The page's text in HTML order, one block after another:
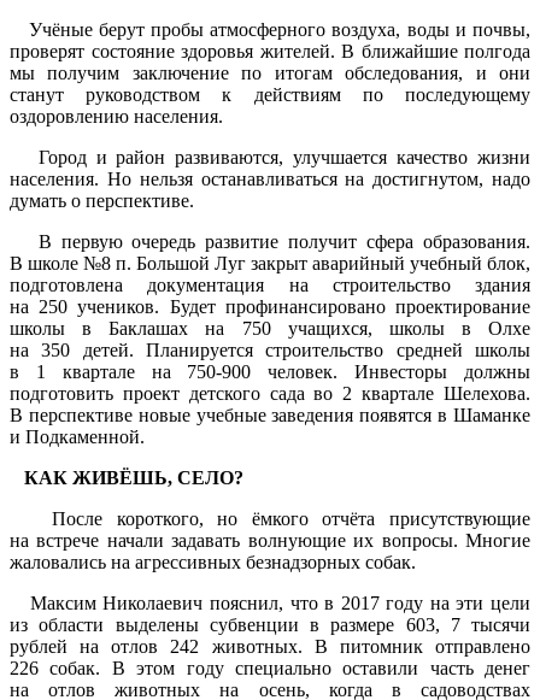
Учёные берут пробы атмосферного воздуха, воды и почвы,
проверят состояние здоровья жителей. В ближайшие полгода
мы получим заключение по итогам обследования, и они
станут руководством к действиям по последующему
оздоровлению населения.
Город и район развиваются, улучшается качество жизни
населения. Но нельзя останавливаться на достигнутом, надо
думать о перспективе.
В первую очередь развитие получит сфера образования.
В школе №8 п. Большой Луг закрыт аварийный учебный блок,
подготовлена документация на строительство здания
на 250 учеников. Будет профинансировано проектирование
школы в Баклашах на 750 учащихся, школы в Олхе
на 350 детей. Планируется строительство средней школы
в 1 квартале на 750-900 человек. Инвесторы должны
подготовить проект детского сада во 2 квартале Шелехова.
В перспективе новые учебные заведения появятся в Шаманке
и Подкаменной.
КАК ЖИВЁШЬ, СЕЛО?
После короткого, но ёмкого отчёта присутствующие
на встрече начали задавать волнующие их вопросы. Многие
жаловались на агрессивных безнадзорных собак.
Максим Николаевич пояснил, что в 2017 году на эти цели
из области выделены субвенции в размере 603, 7 тысячи
рублей на отлов 242 животных. В питомник отправлено
226 собак. В этом году специально оставили часть денег
на отлов животных на осень, когда в садоводствах